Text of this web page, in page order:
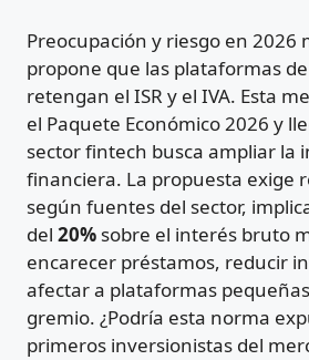
Preocupación y riesgo en 2026
propone que las plataformas
retengan el ISR y el IVA. Esta
el Paquete Económico 2026 y
sector fintech busca ampliar la
financiera. La propuesta exige
según fuentes del sector,
del 20% sobre el interés bruto
encarecer préstamos, reducir
afectar a plataformas
gremio. ¿Podría esta norma
primeros inversionistas del